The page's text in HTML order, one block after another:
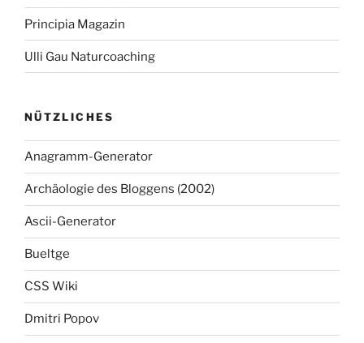
Principia Magazin
Ulli Gau Naturcoaching
NÜTZLICHES
Anagramm-Generator
Archäologie des Bloggens (2002)
Ascii-Generator
Bueltge
CSS Wiki
Dmitri Popov